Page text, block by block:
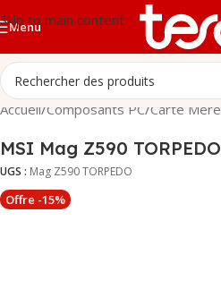
Skip to main content
Menu
Accueil/Composants PC/Carte Mère
MSI Mag Z590 TORPEDO
UGS : Mag Z590 TORPEDO
Offre -15%